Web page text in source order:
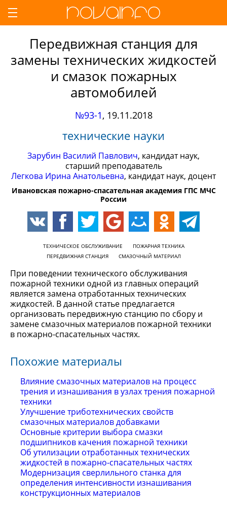
Передвижная станция для
замены технических жидкостей
и смазок пожарных
автомобилей
№93-1, 19.11.2018
технические науки
Зарубин Василий Павлович, кандидат наук,
старший преподаватель
Легкова Ирина Анатольевна, кандидат наук, доцент
Ивановская пожарно-спасательная академия ГПС МЧС
России
ТЕХНИЧЕСКОЕ ОБСЛУЖИВАНИЕ
ПОЖАРНАЯ ТЕХНИКА
ПЕРЕДВИЖНАЯ СТАНЦИЯ
СМАЗОЧНЫЙ МАТЕРИАЛ
При поведении технического обслуживания
пожарной техники одной из главных операций
является замена отработанных технических
жидкостей. В данной статье предлагается
организовать передвижную станцию по сбору и
замене смазочных материалов пожарной техники
в пожарно-спасательных частях.
Похожие материалы
Влияние смазочных материалов на процесс
трения и изнашивания в узлах трения пожарной
техники
Улучшение триботехнических свойств
смазочных материалов добавками
Основные критерии выбора смазки
подшипников качения пожарной техники
Об утилизации отработанных технических
жидкостей в пожарно-спасательных частях
Модернизация сверлильного станка для
определения интенсивности изнашивания
конструкционных материалов